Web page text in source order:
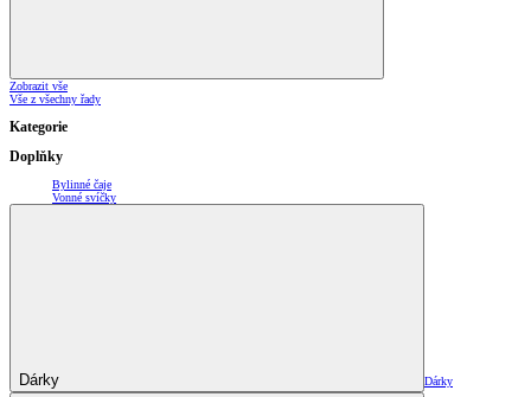
Zobrazit vše
Vše z všechny řady
Kategorie
Doplňky
Bylinné čaje
Vonné svíčky
Dárky Dárky